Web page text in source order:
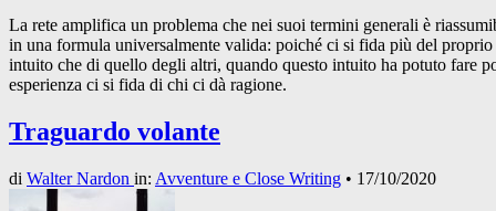
La rete amplifica un problema che nei suoi termini generali è
in una formula universalmente valida: poiché ci si fida più del proprio
intuito che di quello degli altri, quando questo intuito ha potuto fare
esperienza ci si fida di chi ci dà ragione.
Traguardo volante
di Walter Nardon in: Avventure e Close Writing • 17/10/2020